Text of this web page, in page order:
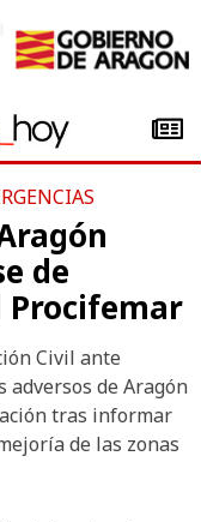
de
Procifemar
Civil ante
adversos de Aragón
tras informar
de las zonas